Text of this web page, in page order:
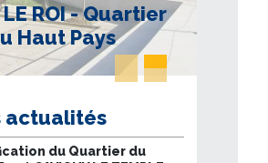
LE ROI - Quartier
Haut Pays
actualités
du Quartier du